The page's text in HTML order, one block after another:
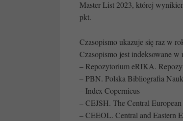
Master List 2023, której
pkt.
Czasopismo ukazuje się raz w
Czasopismo jest indeksowane w
– Repozytorium eRIKA.
– PBN. Polska Bibliografia
– Index Copernicus
– CEJSH. The Central
– CEEOL. Central and Eastern